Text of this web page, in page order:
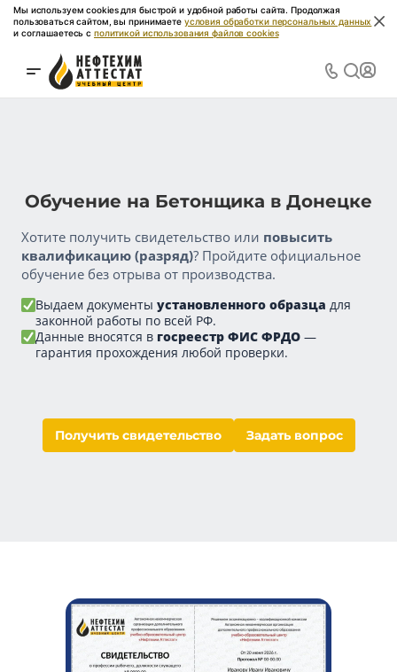
Мы используем cookies для быстрой и удобной работы сайта. Продолжая
пользоваться сайтом, вы принимаете условия обработки персональных данных
и соглашаетесь с политикой использования файлов cookies
Обучение на Бетонщика в Донецке
Хотите получить свидетельство или повысить
квалификацию (разряд)? Пройдите официальное
обучение без отрыва от производства.
Выдаем документы установленного образца для
законной работы по всей РФ.
Данные вносятся в госреестр ФИС ФРДО —
гарантия прохождения любой проверки.
Получить свидетельство Задать вопрос